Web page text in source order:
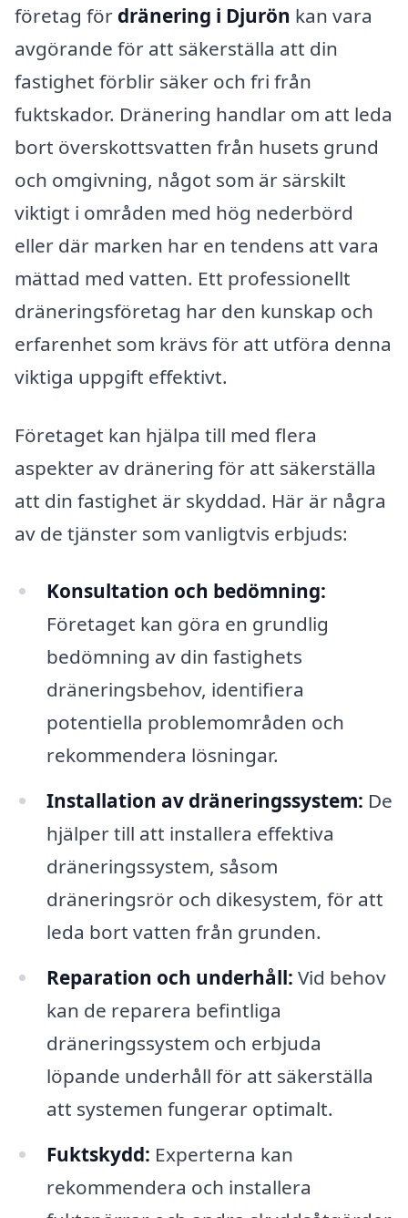
företag för dränering i Djurön kan vara
avgörande för att säkerställa att din
fastighet förblir säker och fri från
fuktskador. Dränering handlar om att leda
bort överskottsvatten från husets grund
och omgivning, något som är särskilt
viktigt i områden med hög nederbörd
eller där marken har en tendens att vara
mättad med vatten. Ett professionellt
dräneringsföretag har den kunskap och
erfarenhet som krävs för att utföra denna
viktiga uppgift effektivt.
Företaget kan hjälpa till med flera
aspekter av dränering för att säkerställa
att din fastighet är skyddad. Här är några
av de tjänster som vanligtvis erbjuds:
Konsultation och bedömning:
Företaget kan göra en grundlig
bedömning av din fastighets
dräneringsbehov, identifiera
potentiella problemområden och
rekommendera lösningar.
Installation av dräneringssystem: De
hjälper till att installera effektiva
dräneringssystem, såsom
dräneringsrör och dikesystem, för att
leda bort vatten från grunden.
Reparation och underhåll: Vid behov
kan de reparera befintliga
dräneringssystem och erbjuda
löpande underhåll för att säkerställa
att systemen fungerar optimalt.
Fuktskydd: Experterna kan
rekommendera och installera